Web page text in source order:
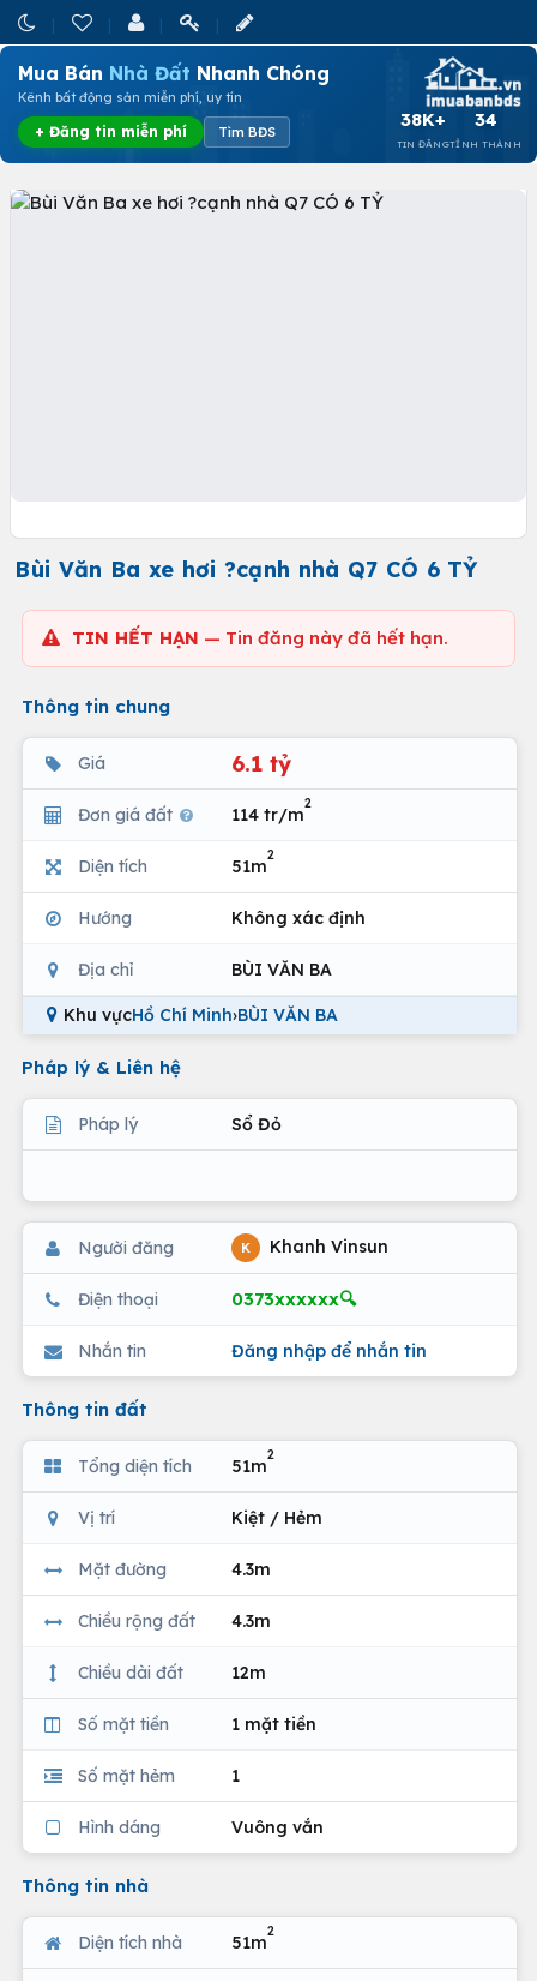
Mua Bán Nhà Đất Nhanh Chóng
Kênh bất động sản miễn phí, uy tín
+ Đăng tin miễn phí Tìm BĐS
38K+
TIN ĐĂNG
34
TỈNH THÀNH
Bùi Văn Ba xe hơi ?cạnh nhà Q7 CÓ 6 TỶ
TIN HẾT HẠN — Tin đăng này đã hết hạn.
Thông tin chung
Giá 6.1 tỷ
Đơn giá đất 114 tr/m
2
Diện tích 51m
2
Hướng Không xác định
Địa chỉ BÙI VĂN BA
Khu vựcHồ Chí Minh›BÙI VĂN BA
Pháp lý & Liên hệ
Pháp lý Sổ Đỏ
Người đăng K Khanh Vinsun
Điện thoại 0373xxxxxx🔍
Nhắn tin Đăng nhập để nhắn tin
Thông tin đất
Tổng diện tích 51m
2
Vị trí Kiệt / Hẻm
Mặt đường 4.3m
Chiều rộng đất 4.3m
Chiều dài đất 12m
Số mặt tiền 1 mặt tiền
Số mặt hẻm 1
Hình dáng Vuông vắn
Thông tin nhà
Diện tích nhà 51m
2